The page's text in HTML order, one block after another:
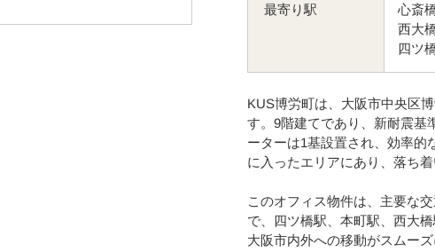
最寄り駅 心斎
西大
四ツ
KUS博労町は、大阪市中央区
す。9階建てであり、新耐震基
ーターは1基設置され、効率的
に入ったエリアにあり、落ち
このオフィス物件は、主要な
で、四ツ橋駅、本町駅、西大
大阪市内外への移動がスムー